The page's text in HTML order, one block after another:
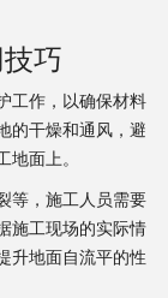
巧
工作，以确保材料
的干燥和通风，避
面上。
等，施工人员需要
施工现场的实际情
升地面自流平的性